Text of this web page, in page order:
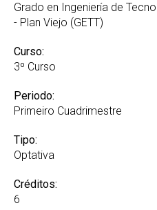
Grado en Ingeniería de
- Plan Viejo (GETT)
Curso:
3º Curso
Periodo:
Primeiro Cuadrimestre
Tipo:
Optativa
Créditos:
6